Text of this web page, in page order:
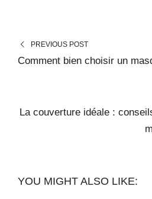
PREVIOUS POST
Comment bien choisir un
La couverture idéale :
YOU MIGHT ALSO LIKE: